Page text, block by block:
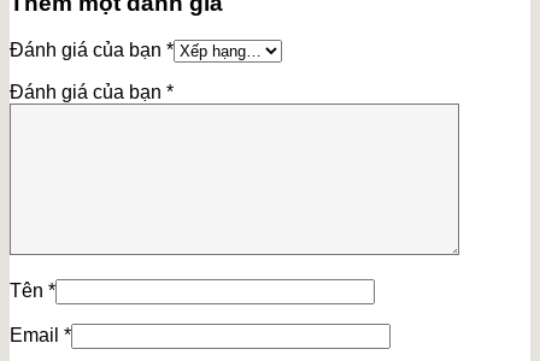
Đánh giá của bạn *
Đánh giá của bạn *
Tên *
Email *